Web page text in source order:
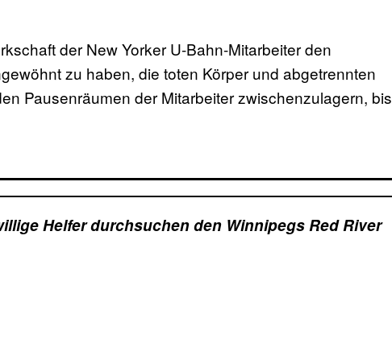
der New Yorker U-Bahn-Mitarbeiter den
zu haben, die toten Körper und abgetrennten
Pausenräumen der Mitarbeiter zwischenzulagern, bis
Helfer durchsuchen den Winnipegs Red River